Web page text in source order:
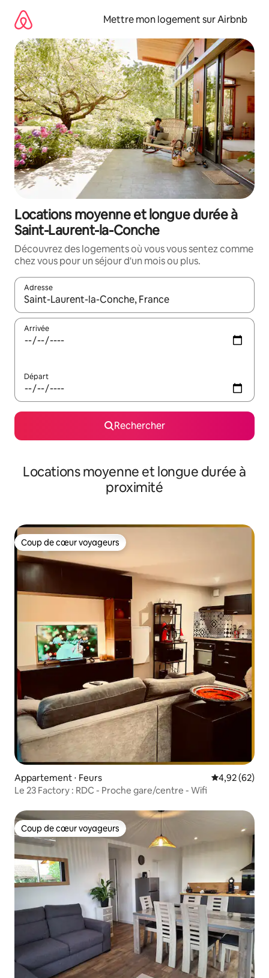
directement
contenu
Mettre mon logement sur Airbnb
Locations moyenne et longue durée à
Saint-Laurent-la-Conche
Découvrez des logements où vous vous sentez comme
chez vous pour un séjour d'un mois ou plus.
Adresse
Lorsque les résultats s'affichent, utilisez les flèches vers le
Arrivée
Départ
Rechercher
Locations moyenne et longue durée à
proximité
Coup de cœur voyageurs
Coup de cœur voyageurs
Appartement ⋅ Feurs Évaluation
4,92 (62)
Le 23 Factory : RDC - Proche gare/centre - Wifi
Coup de cœur voyageurs
Coup de cœur voyageurs